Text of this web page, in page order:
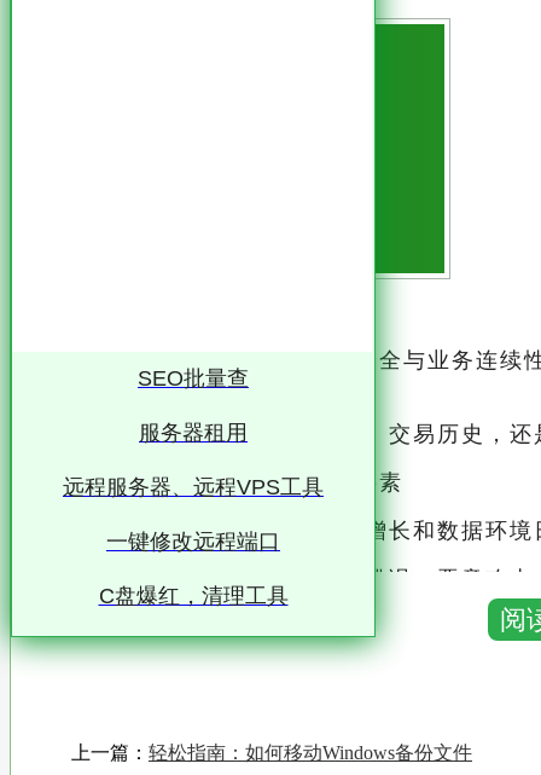
开始读取备份文件：确保数据安全与业务连
企业最宝贵的资产之一
无论是金融记录、客户信息、交易历史，还
优化运营、提升竞争力的核心要素
然而，随着数据量的爆炸性增长和数据环境
自然灾害、硬件故障、人为错误、恶意攻
阅
上一篇： 轻松指南：如何移动Windows备份文件
SEO批量查
服务器租用
远程服务器、远程VPS工具
一键修改远程端口
C盘爆红，清理工具